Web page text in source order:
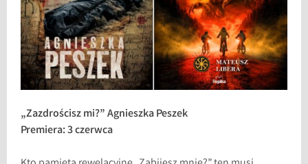
„Zazdrościsz mi?” Agnieszka Peszek
Premiera: 3 czerwca